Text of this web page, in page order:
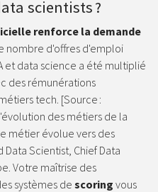
scientists ?
renforce la demande
nombre d'offres d'emploi
et data science a été multiplié
des rémunérations
tech. [Source :
des métiers de la
métier évolue vers des
Scientist, Chief Data
Votre maîtrise des
systèmes de scoring vous